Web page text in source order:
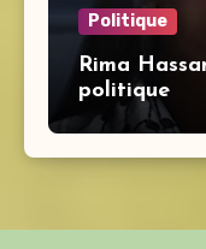
Politique
Rima
politique